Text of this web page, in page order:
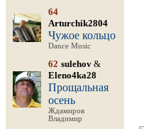
64
Arturchik2804
Чужое кольцо
Dance Music
62 sulehov &
Eleno4ka28
Прощальная
осень
Ждамиров
Владимир